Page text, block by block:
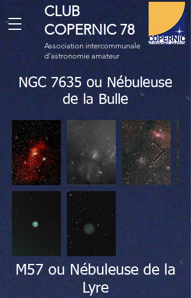
CLUB
COPERNIC 78
Association intercommunale
d'astronomie amateur
NGC 7635 ou Nébuleuse
de la Bulle
M57 ou Nébuleuse de la
Lyre